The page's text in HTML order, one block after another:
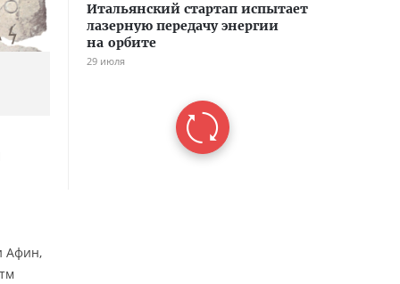
Афин,
Итальянский стартап испытает
лазерную передачу энергии
на орбите
29 июля